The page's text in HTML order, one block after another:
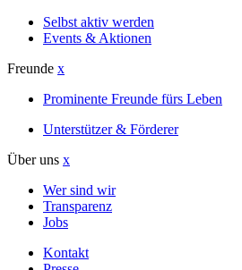
Selbst aktiv werden
Events & Aktionen
Freunde x
Prominente Freunde fürs Leben
Unterstützer & Förderer
Über uns x
Wer sind wir
Transparenz
Jobs
Kontakt